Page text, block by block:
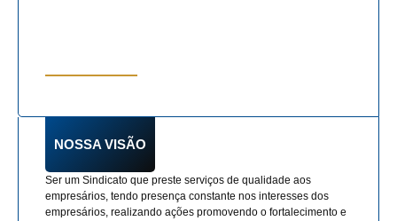
NOSSA VISÃO
Ser um Sindicato que preste serviços de qualidade aos
empresários, tendo presença constante nos interesses dos
empresários, realizando ações promovendo o fortalecimento e